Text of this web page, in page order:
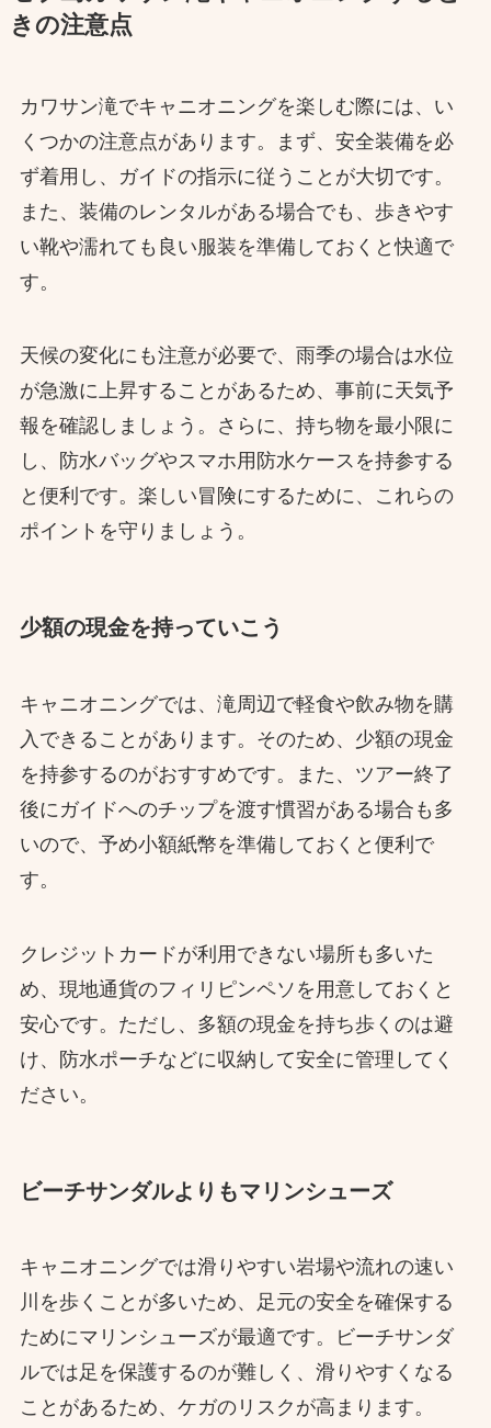
きの注意点
カワサン滝でキャニオニングを楽しむ際には、い
くつかの注意点があります。まず、安全装備を必
ず着用し、ガイドの指示に従うことが大切です。
また、装備のレンタルがある場合でも、歩きやす
い靴や濡れても良い服装を準備しておくと快適で
す。
天候の変化にも注意が必要で、雨季の場合は水位
が急激に上昇することがあるため、事前に天気予
報を確認しましょう。さらに、持ち物を最小限に
し、防水バッグやスマホ用防水ケースを持参する
と便利です。楽しい冒険にするために、これらの
ポイントを守りましょう。
少額の現金を持っていこう
キャニオニングでは、滝周辺で軽食や飲み物を購
入できることがあります。そのため、少額の現金
を持参するのがおすすめです。また、ツアー終了
後にガイドへのチップを渡す慣習がある場合も多
いので、予め小額紙幣を準備しておくと便利で
す。
クレジットカードが利用できない場所も多いた
め、現地通貨のフィリピンペソを用意しておくと
安心です。ただし、多額の現金を持ち歩くのは避
け、防水ポーチなどに収納して安全に管理してく
ださい。
ビーチサンダルよりもマリンシューズ
キャニオニングでは滑りやすい岩場や流れの速い
川を歩くことが多いため、足元の安全を確保する
ためにマリンシューズが最適です。ビーチサンダ
ルでは足を保護するのが難しく、滑りやすくなる
ことがあるため、ケガのリスクが高まります。